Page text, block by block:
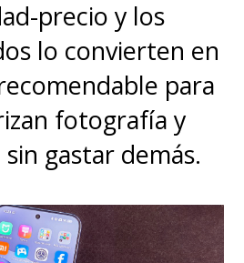
precio y los
lo convierten en
para
fotografía y
gastar demás.